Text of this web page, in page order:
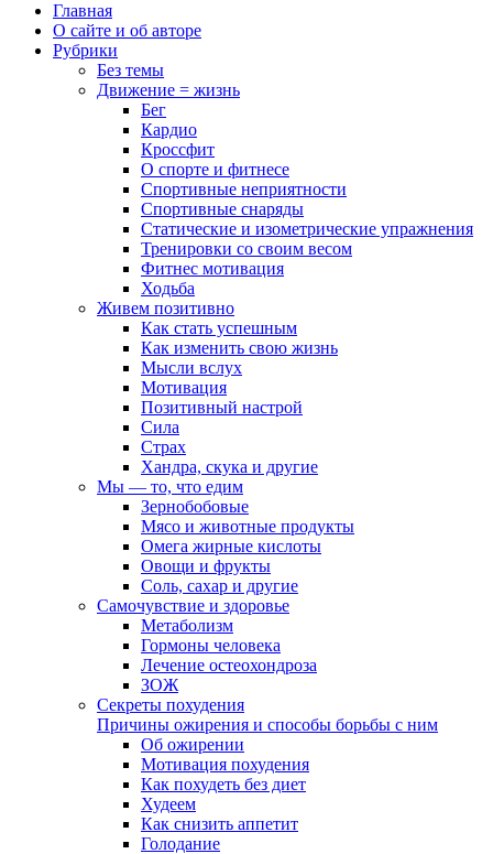
Главная
О сайте и об авторе
Рубрики
Без темы
Движение = жизнь
Бег
Кардио
Кроссфит
О спорте и фитнесе
Спортивные неприятности
Спортивные снаряды
Статические и изометрические упражнения
Тренировки со своим весом
Фитнес мотивация
Ходьба
Живем позитивно
Как стать успешным
Как изменить свою жизнь
Мысли вслух
Мотивация
Позитивный настрой
Сила
Страх
Хандра, скука и другие
Мы — то, что едим
Зернобобовые
Мясо и животные продукты
Омега жирные кислоты
Овощи и фрукты
Соль, сахар и другие
Самочувствие и здоровье
Метаболизм
Гормоны человека
Лечение остеохондроза
ЗОЖ
Секреты похудения
Причины ожирения и способы борьбы с ним
Об ожирении
Мотивация похудения
Как похудеть без диет
Худеем
Как снизить аппетит
Голодание